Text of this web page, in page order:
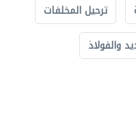
ترحيل المخلفات
والفولاذ